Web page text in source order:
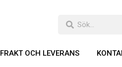
FRAKT OCH LEVERANS